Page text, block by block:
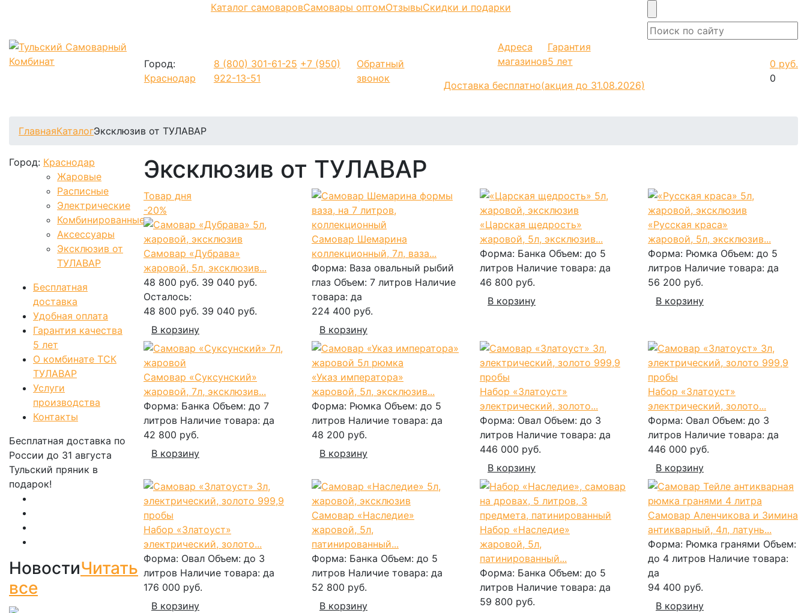
Каталог самоваровСамовары оптомОтзывыСкидки и подарки
Город:
Краснодар
8 (800) 301-61-25 +7 (950)
922-13-51
Обратный
звонок
Адреса
магазинов
Гарантия
5 лет
Доставка бесплатно(акция до 31.08.2026)
0 руб.
0
ГлавнаяКаталогЭксклюзив от ТУЛАВАР
Город: Краснодар
Жаровые
Расписные
Электрические
Комбинированные
Аксессуары
Эксклюзив от
ТУЛАВАР
Бесплатная
доставка
Удобная оплата
Гарантия качества
5 лет
О комбинате ТСК
ТУЛАВАР
Услуги
производства
Контакты
Бесплатная доставка по
России до 31 августа
Тульский пряник в
подарок!
НовостиЧитать
все
Эксклюзив от ТУЛАВАР
Товар дня
-20%
Самовар «Дубрава»
жаровой, 5л, эксклюзив...
48 800 руб. 39 040 руб.
Осталось:
48 800 руб. 39 040 руб.
В корзину
Самовар Шемарина
коллекционный, 7л, ваза...
Форма: Ваза овальный рыбий
глаз Объем: 7 литров Наличие
товара: да
224 400 руб.
В корзину
«Царская щедрость»
жаровой, 5л, эксклюзив...
Форма: Банка Объем: до 5
литров Наличие товара: да
46 800 руб.
В корзину
«Русская краса»
жаровой, 5л, эксклюзив...
Форма: Рюмка Объем: до 5
литров Наличие товара: да
56 200 руб.
В корзину
Самовар «Суксунский»
жаровой, 7л, эксклюзив...
Форма: Банка Объем: до 7
литров Наличие товара: да
42 800 руб.
В корзину
«Указ императора»
жаровой, 5л, эксклюзив...
Форма: Рюмка Объем: до 5
литров Наличие товара: да
48 200 руб.
В корзину
Набор «Златоуст»
электрический, золото...
Форма: Овал Объем: до 3
литров Наличие товара: да
446 000 руб.
В корзину
Набор «Златоуст»
электрический, золото...
Форма: Овал Объем: до 3
литров Наличие товара: да
446 000 руб.
В корзину
Набор «Златоуст»
электрический, золото...
Форма: Овал Объем: до 3
литров Наличие товара: да
176 000 руб.
В корзину
Самовар «Наследие»
жаровой, 5л,
патинированный...
Форма: Банка Объем: до 5
литров Наличие товара: да
52 800 руб.
В корзину
Набор «Наследие»
жаровой, 5л,
патинированный...
Форма: Банка Объем: до 5
литров Наличие товара: да
59 800 руб.
Самовар Аленчикова и Зимина
антикварный, 4л, латунь...
Форма: Рюмка гранями Объем:
до 4 литров Наличие товара:
да
94 400 руб.
В корзину